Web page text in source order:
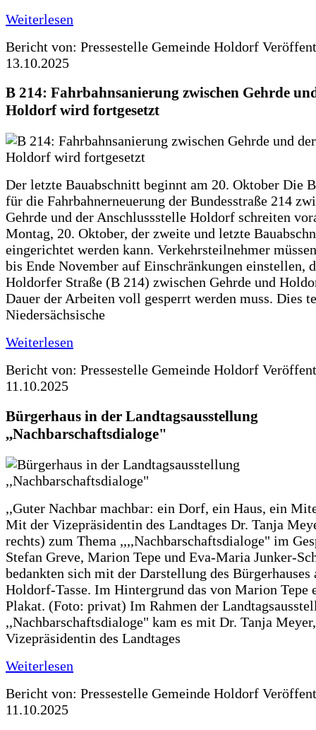
Weiterlesen
Bericht von: Pressestelle Gemeinde Holdorf
13.10.2025
B 214: Fahrbahnsanierung zwischen Gehrde
Holdorf wird fortgesetzt
Der letzte Bauabschnitt beginnt am 20. Oktober Die
für die Fahrbahnerneuerung der Bundesstraße 214
Gehrde und der Anschlussstelle Holdorf schreiten
Montag, 20. Oktober, der zweite und letzte
eingerichtet werden kann. Verkehrsteilnehmer
bis Ende November auf Einschränkungen einstellen,
Holdorfer Straße (B 214) zwischen Gehrde und
Dauer der Arbeiten voll gesperrt werden muss. Dies
Niedersächsische
Weiterlesen
Bericht von: Pressestelle Gemeinde Holdorf
11.10.2025
Bürgerhaus in der Landtagsausstellung
,,Nachbarschaftsdialoge"
,,Guter Nachbar machbar: ein Dorf, ein Haus, ein
Mit der Vizepräsidentin des Landtages Dr. Tanja
rechts) zum Thema ,,,,Nachbarschaftsdialoge" im
Stefan Greve, Marion Tepe und Eva-Maria Junker-
bedankten sich mit der Darstellung des Bürgerhauses
Holdorf-Tasse. Im Hintergrund das von Marion Tepe
Plakat. (Foto: privat) Im Rahmen der
,,Nachbarschaftsdialoge" kam es mit Dr. Tanja Meyer,
Vizepräsidentin des Landtages
Weiterlesen
Bericht von: Pressestelle Gemeinde Holdorf
11.10.2025